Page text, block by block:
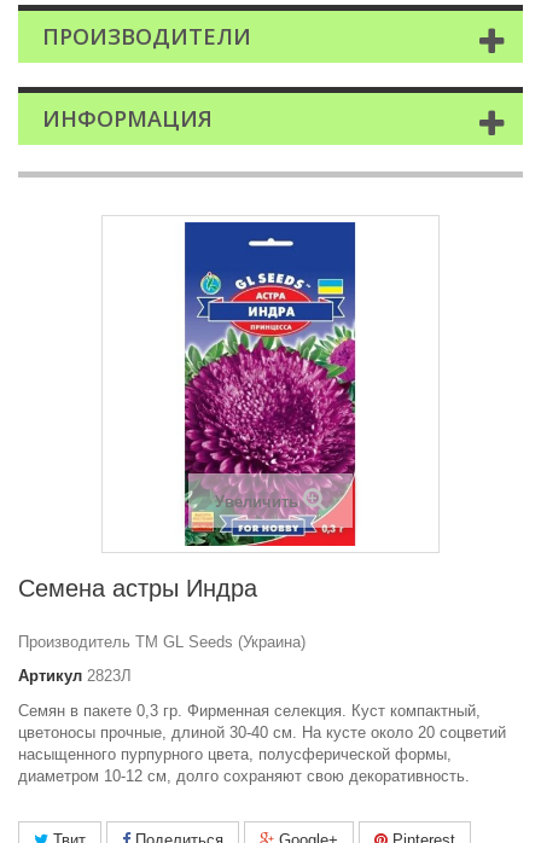
ПРОИЗВОДИТЕЛИ
ИНФОРМАЦИЯ
Увеличить
Семена астры Индра
Производитель ТМ GL Seeds (Украина)
Артикул 2823Л
Семян в пакете 0,3 гр. Фирменная селекция. Куст компактный,
цветоносы прочные, длиной 30-40 см. На кусте около 20 соцветий
насыщенного пурпурного цвета, полусферической формы,
диаметром 10-12 см, долго сохраняют свою декоративность.